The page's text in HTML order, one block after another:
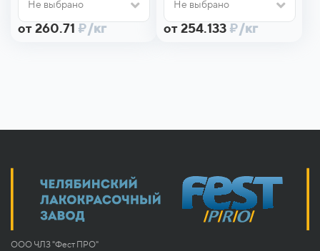
Не выбрано
от 260.71 ₽/кг
Не выбрано
от 254.133 ₽/кг
ООО ЧЛЗ "Фест ПРО"